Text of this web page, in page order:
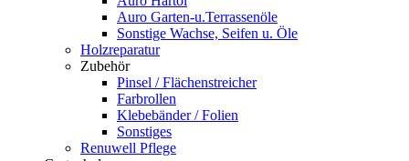
Auro Garten-u.Terrassenöle
Sonstige Wachse, Seifen u. Öle
Holzreparatur
Zubehör
Pinsel / Flächenstreicher
Farbrollen
Klebebänder / Folien
Sonstiges
Renuwell Pflege